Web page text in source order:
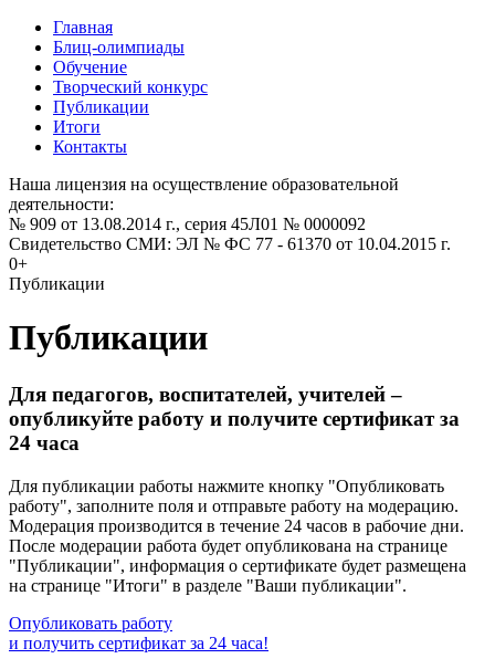
Главная
Блиц-олимпиады
Обучение
Творческий конкурс
Публикации
Итоги
Контакты
Наша лицензия на осуществление образовательной
деятельности:
№ 909 от 13.08.2014 г., серия 45Л01 № 0000092
Свидетельство СМИ: ЭЛ № ФС 77 - 61370 от 10.04.2015 г.
0+
Публикации
Публикации
Для педагогов, воспитателей, учителей –
опубликуйте работу и получите сертификат за
24 часа
Для публикации работы нажмите кнопку "Опубликовать
работу", заполните поля и отправьте работу на модерацию.
Модерация производится в течение 24 часов в рабочие дни.
После модерации работа будет опубликована на странице
"Публикации", информация о сертификате будет размещена
на странице "Итоги" в разделе "Ваши публикации".
Опубликовать работу
и получить сертификат за 24 часа!